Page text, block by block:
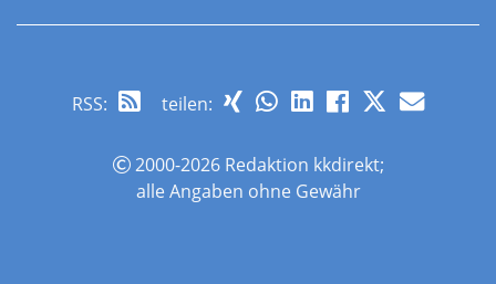
RSS: teilen:
2000-2026 Redaktion kkdirekt;
alle Angaben ohne Gewähr